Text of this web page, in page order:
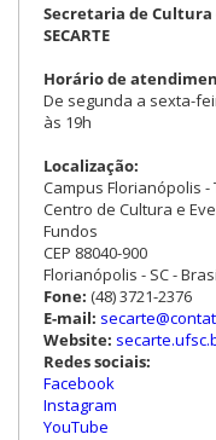
Secretaria de Cultura
SECARTE
Horário de
De segunda a sexta-
às 19h
Localização:
Campus Florianópolis -
Centro de Cultura e
Fundos
CEP 88040-900
Florianópolis - SC -
Fone: (48) 3721-2376
E-mail:
Website:
Redes sociais:
Facebook
Instagram
YouTube